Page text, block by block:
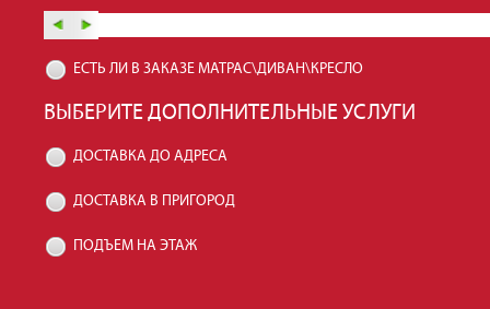
ЕСТЬ ЛИ В ЗАКАЗЕ МАТРАС\ДИВАН\КРЕСЛО
ВЫБЕРИТЕ ДОПОЛНИТЕЛЬНЫЕ УСЛУГИ
ДОСТАВКА ДО АДРЕСА
ДОСТАВКА В ПРИГОРОД
ПОДЪЕМ НА ЭТАЖ